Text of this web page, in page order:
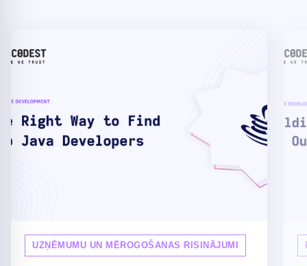
UZŅĒMUMU UN MĒROGOŠANAS RISINĀJUMI